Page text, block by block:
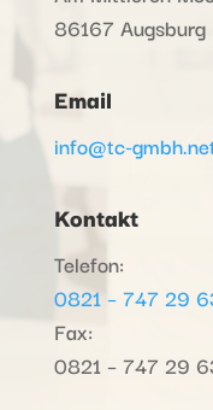
86167 Augsburg
Email
info@tc-
Kontakt
Telefon:
0821 – 747 29
Fax:
0821 – 747 29